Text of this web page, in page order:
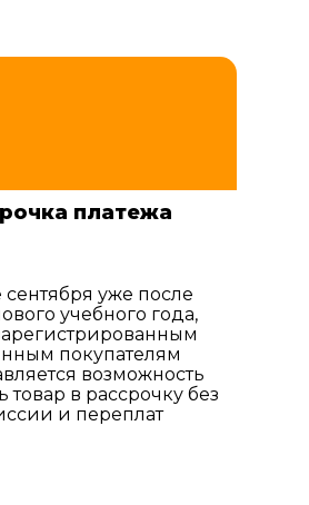
платежа
сентября уже после
учебного года,
покупателям
возможность
товар в рассрочку без
и переплат